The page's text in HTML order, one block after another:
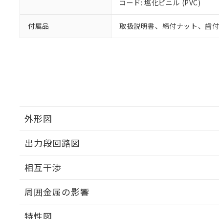
コード: 塩化ビニル (PVC)
付属品 取扱説明書、締付ナット、歯
外形図
出力段回路図
相互干渉
周囲金属の影響
特性図